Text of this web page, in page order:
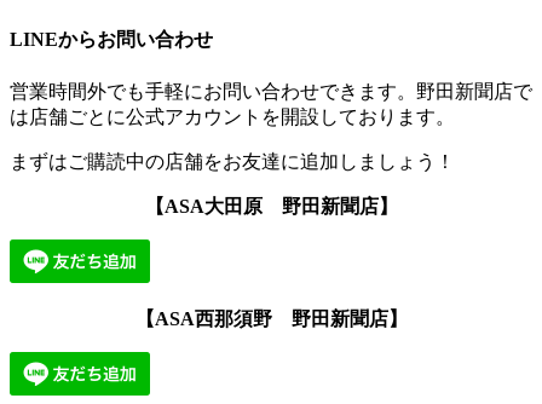
LINEからお問い合わせ
営業時間外でも手軽にお問い合わせできます。野田新聞店で
は店舗ごとに公式アカウントを開設しております。
まずはご購読中の店舗をお友達に追加しましょう！
【ASA大田原 野田新聞店】
【ASA西那須野 野田新聞店】